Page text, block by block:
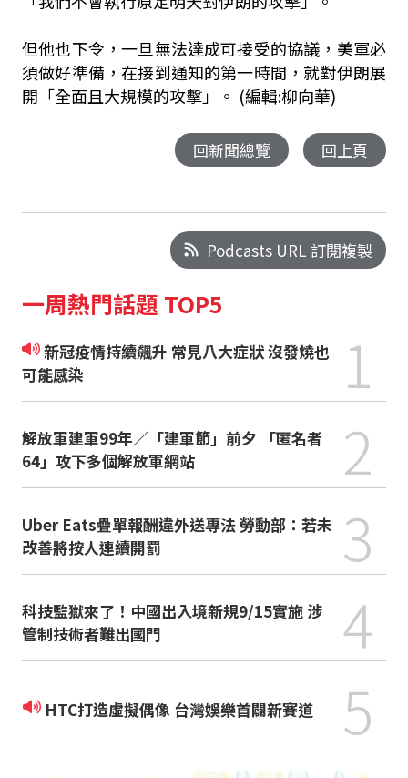
但他也下令，一旦無法達成可接受的協議，美軍必
須做好準備，在接到通知的第一時間，就對伊朗展
開「全面且大規模的攻擊」。 (編輯:柳向華)
回新聞總覽 回上頁
Podcasts URL 訂閱複製
一周熱門話題 TOP5
新冠疫情持續飆升 常見八大症狀 沒發燒也
可能感染
1
解放軍建軍99年／「建軍節」前夕 「匿名者
64」攻下多個解放軍網站
2
Uber Eats疊單報酬違外送專法 勞動部：若未
改善將按人連續開罰
3
科技監獄來了！中國出入境新規9/15實施 涉
管制技術者難出國門
4
HTC打造虛擬偶像 台灣娛樂首闢新賽道 5